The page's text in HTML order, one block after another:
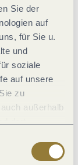
Sie der
auf
für Sie u.
und
soziale
auf unsere
zu
außerhalb
"Alle